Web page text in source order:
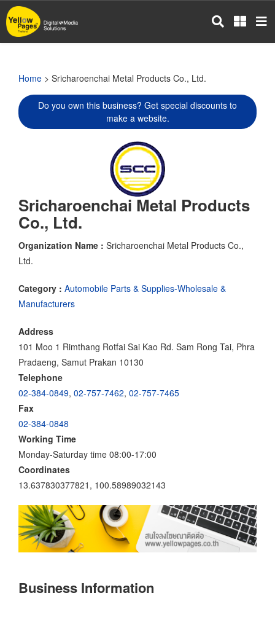
Skip
to
main
Home > Sricharoenchai Metal Products Co., Ltd.
Do you own this business? Get special discounts to
make a website.
Sricharoenchai Metal Products
Co., Ltd.
Organization Name : Sricharoenchai Metal Products Co.,
Ltd.
Category : Automobile Parts & Supplies-Wholesale &
Manufacturers
Address
101 Moo 1 Rimthang Rotfai Sai Kao Rd. Sam Rong Tai, Phra
Pradaeng, Samut Prakan 10130
Telephone
02-384-0849, 02-757-7462, 02-757-7465
Fax
02-384-0848
Working Time
Monday-Saturday time 08:00-17:00
Coordinates
13.637830377821, 100.58989032143
Business Information